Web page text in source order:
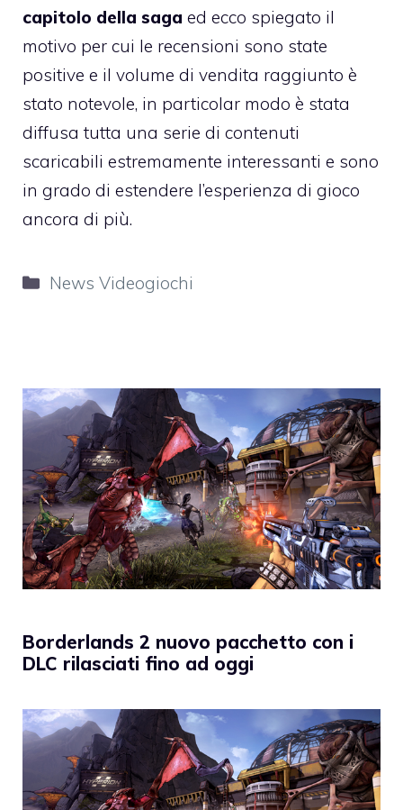
capitolo della saga ed ecco spiegato il
motivo per cui le recensioni sono state
positive e il volume di vendita raggiunto è
stato notevole, in particolar modo è stata
diffusa tutta una serie di contenuti
scaricabili estremamente interessanti e sono
in grado di estendere l’esperienza di gioco
ancora di più.
Categorie
News Videogiochi
Borderlands 2 nuovo pacchetto con i
DLC rilasciati fino ad oggi